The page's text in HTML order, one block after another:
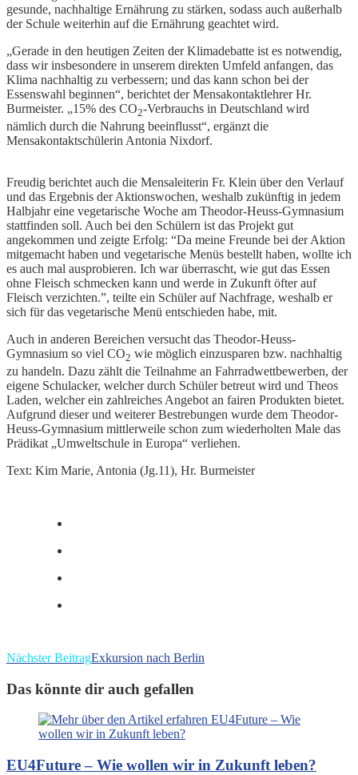
gesunde, nachhaltige Ernährung zu stärken, sodass auch außerhalb
der Schule weiterhin auf die Ernährung geachtet wird.
„Gerade in den heutigen Zeiten der Klimadebatte ist es notwendig,
dass wir insbesondere in unserem direkten Umfeld anfangen, das
Klima nachhaltig zu verbessern; und das kann schon bei der
Essenswahl beginnen“, berichtet der Mensakontaktlehrer Hr.
Burmeister. „15% des CO2-Verbrauchs in Deutschland wird
nämlich durch die Nahrung beeinflusst“, ergänzt die
Mensakontaktschülerin Antonia Nixdorf.
Freudig berichtet auch die Mensaleiterin Fr. Klein über den Verlauf
und das Ergebnis der Aktionswochen, weshalb zukünftig in jedem
Halbjahr eine vegetarische Woche am Theodor-Heuss-Gymnasium
stattfinden soll. Auch bei den Schülern ist das Projekt gut
angekommen und zeigte Erfolg: “Da meine Freunde bei der Aktion
mitgemacht haben und vegetarische Menüs bestellt haben, wollte ich
es auch mal ausprobieren. Ich war überrascht, wie gut das Essen
ohne Fleisch schmecken kann und werde in Zukunft öfter auf
Fleisch verzichten.”, teilte ein Schüler auf Nachfrage, weshalb er
sich für das vegetarische Menü entschieden habe, mit.
Auch in anderen Bereichen versucht das Theodor-Heuss-
Gymnasium so viel CO2 wie möglich einzusparen bzw. nachhaltig
zu handeln. Dazu zählt die Teilnahme an Fahrradwettbewerben, der
eigene Schulacker, welcher durch Schüler betreut wird und Theos
Laden, welcher ein zahlreiches Angebot an fairen Produkten bietet.
Aufgrund dieser und weiterer Bestrebungen wurde dem Theodor-
Heuss-Gymnasium mittlerweile schon zum wiederholten Male das
Prädikat „Umweltschule in Europa“ verliehen.
Text: Kim Marie, Antonia (Jg.11), Hr. Burmeister
Weitere
ansehen
Nächster BeitragExkursion nach Berlin
Das könnte dir auch gefallen
EU4Future – Wie wollen wir in Zukunft leben?